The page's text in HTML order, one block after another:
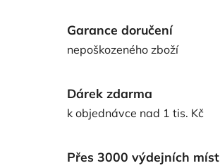
Garance doručení
nepoškozeného zboží
Dárek zdarma
k objednávce nad 1 tis. Kč
Přes 3000 výdejních míst